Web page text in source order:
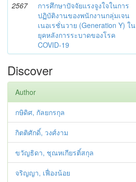
2567
การศึกษาปัจจัยแรงจูงใจในการ
ปฏิบัติงานของพนักงานกลุ่มเจน
เนอเรชั่นวาย (Generation Y) ใน
ยุคหลังการระบาดของโรค
COVID-19
Discover
Author
กษิดิศ, กัลยกรกุล
กิตติศักดิ์, วงศ์งาม
ขวัญธิดา, ชุณหเกียรติ์สกุล
จริญญา, เฟื่องน้อย